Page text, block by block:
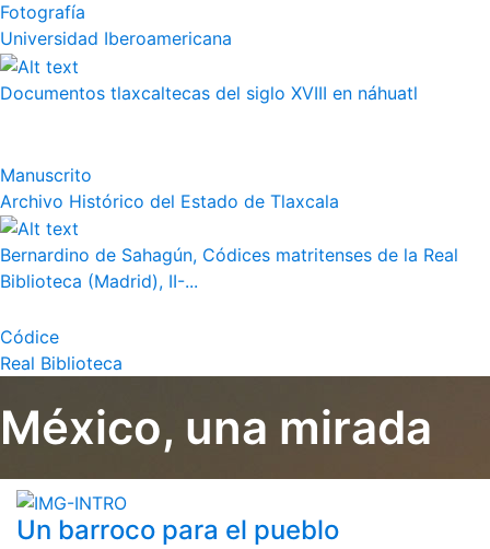
Fotografía
Universidad Iberoamericana
Documentos tlaxcaltecas del siglo XVIII en náhuatl
Manuscrito
Archivo Histórico del Estado de Tlaxcala
Bernardino de Sahagún, Códices matritenses de la Real
Biblioteca (Madrid), II-...
Códice
Real Biblioteca
México, una mirada
Un barroco para el pueblo